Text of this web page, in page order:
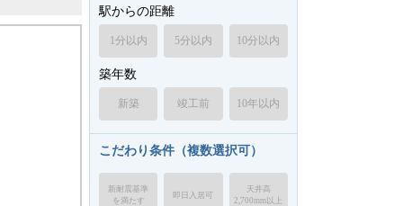
駅からの距離
1分以内 5分以内 10分以内
築年数
新築 竣工前 10年以内
こだわり条件（複数選択可）
新耐震基準
を満たす
即日入居可
天井高
2,700mm以上